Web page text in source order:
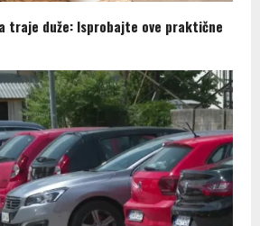
traje duže: Isprobajte ove praktične